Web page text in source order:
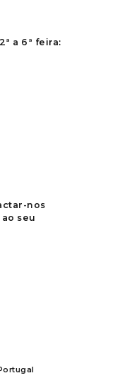
a 6ª feira:
nos
seu